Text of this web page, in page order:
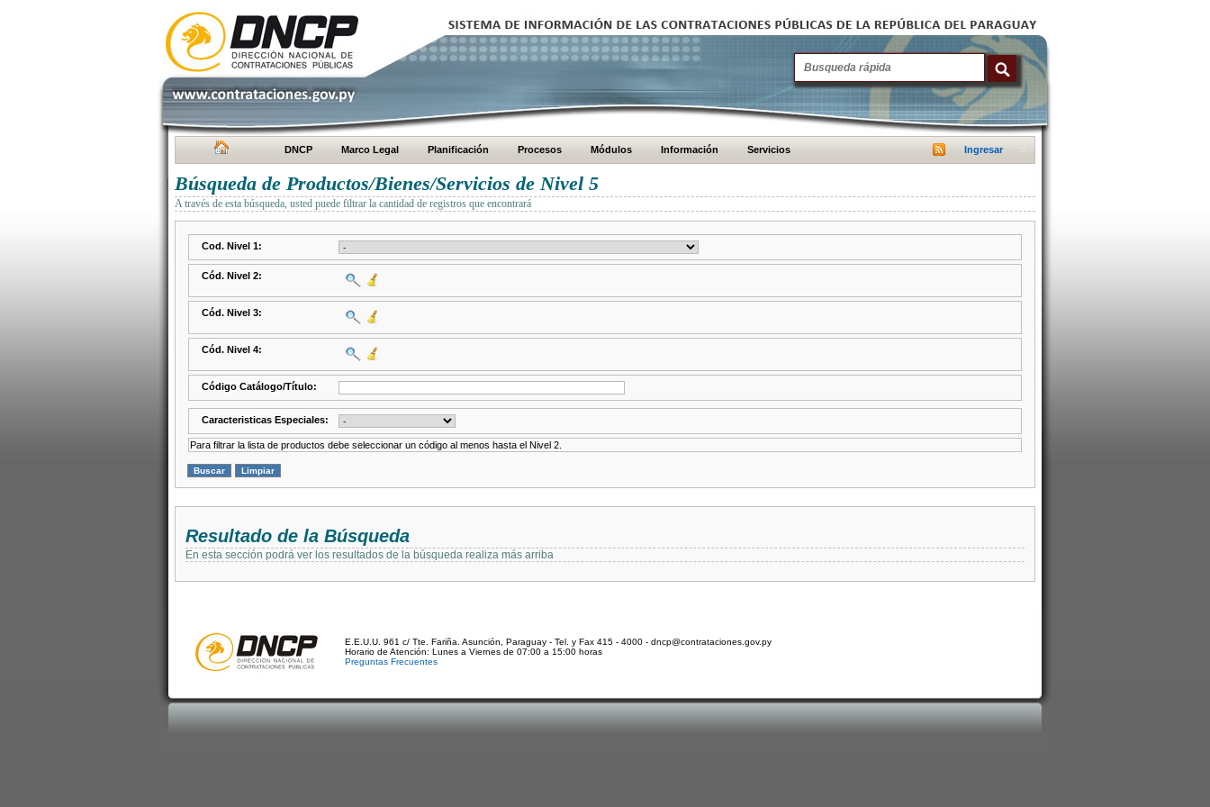
DNCP Marco Legal Planificación Procesos Módulos Información Servicios Ingresar
Búsqueda de Productos/Bienes/Servicios de Nivel 5
A través de esta búsqueda, usted puede filtrar la cantidad de registros que encontrará
Cod. Nivel 1:
Cód. Nivel 2:
Cód. Nivel 3:
Cód. Nivel 4:
Código Catálogo/Título:
Caracteristicas Especiales:
Para filtrar la lista de productos debe seleccionar un código al menos hasta el Nivel 2.
Resultado de la Búsqueda
En esta sección podrá ver los resultados de la búsqueda realiza más arriba
E.E.U.U. 961 c/ Tte. Fariña. Asunción, Paraguay - Tel. y Fax 415 - 4000 - dncp@contrataciones.gov.py
Horario de Atención: Lunes a Viernes de 07:00 a 15:00 horas
Preguntas Frecuentes